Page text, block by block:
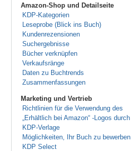
Amazon-Shop und Detailseite
KDP-Kategorien
Leseprobe (Blick ins Buch)
Kundenrezensionen
Suchergebnisse
Bücher verknüpfen
Verkaufsränge
Daten zu Buchtrends
Zusammenfassungen
Marketing und Vertrieb
Richtlinien für die Verwendung des
„Erhältlich bei Amazon“ -Logos durch
KDP-Verlage
Möglichkeiten, Ihr Buch zu bewerben
KDP Select